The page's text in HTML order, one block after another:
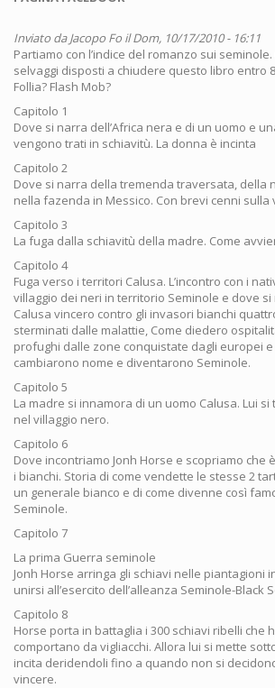
Inviato daJacopo Fo il Dom, 10/17/2010 - 16:11
Partiamo con l’indice del romanzo sui
selvaggi disposti a chiudere questo libro entro
Follia? Flash Mob?
Capitolo 1
Dove si narra dell’Africa nera e di un uomo e
vengono trati in schiavitù. La donna è incinta
Capitolo 2
Dove si narra della tremenda traversata, della
nella fazenda in Messico. Con brevi cenni sulla
Capitolo 3
La fuga dalla schiavitù della madre. Come
Capitolo 4
Fuga verso i territori Calusa. L’incontro con i
villaggio dei neri in territorio Seminole e dove si
Calusa vincero contro gli invasori bianchi
sterminati dalle malattie, Come diedero
profughi dalle zone conquistate dagli europei e
cambiarono nome e diventarono Seminole.
Capitolo 5
La madre si innamora di un uomo Calusa. Lui
nel villaggio nero.
Capitolo 6
Dove incontriamo Jonh Horse e scopriamo che
i bianchi. Storia di come vendette le stesse 2
un generale bianco e di come divenne così
Seminole.
Capitolo 7
La prima Guerra seminole
Jonh Horse arringa gli schiavi nelle piantagioni
unirsi all’esercito dell’alleanza Seminole-Black
Capitolo 8
Horse porta in battaglia i 300 schiavi ribelli che
comportano da vigliacchi. Allora lui si mette
incita deridendoli fino a quando non si
vincere.